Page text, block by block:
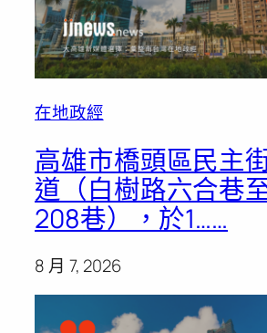
在地政經
高雄市橋頭區民主
道（白樹路六合巷
208巷），於1……
8 月 7, 2026